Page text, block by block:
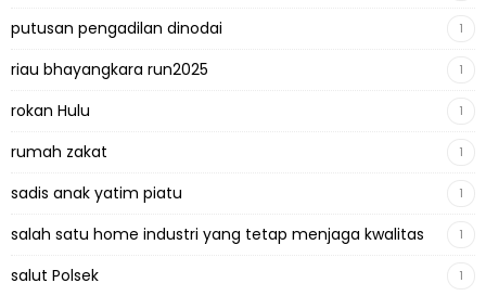
putusan pengadilan dinodai 1
riau bhayangkara run2025 1
rokan Hulu 1
rumah zakat 1
sadis anak yatim piatu 1
salah satu home industri yang tetap menjaga kwalitas 1
salut Polsek 1